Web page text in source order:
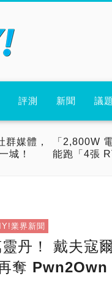
評測 新聞 議題
媒體，
城！
「2,800W
能跑「4張
業界新聞
丹！ 戴夫寇
奪 Pwn2Own